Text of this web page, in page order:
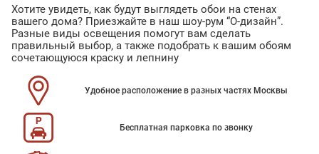
Хотите увидеть, как будут выглядеть обои на стенах
вашего дома? Приезжайте в наш шоу-рум “О-дизайн”.
Разные виды освещения помогут вам сделать
правильный выбор, а также подобрать к вашим обоям
сочетающуюся краску и лепнину
Удобное расположение в разных частях Москвы
Бесплатная парковка по звонку